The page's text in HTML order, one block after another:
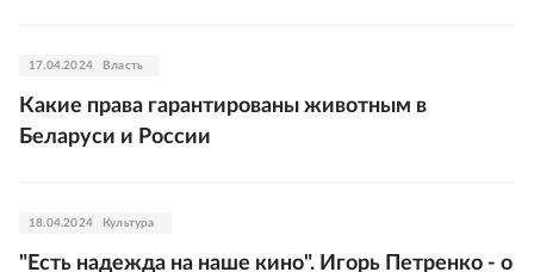
17.04.2024 Власть
Какие права гарантированы животным в
Беларуси и России
18.04.2024 Культура
"Есть надежда на наше кино". Игорь Петренко - о